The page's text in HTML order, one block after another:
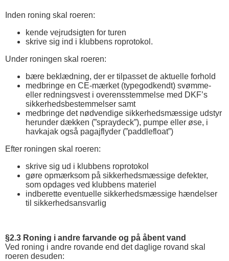
Inden roning skal roeren:
kende vejrudsigten for turen
skrive sig ind i klubbens roprotokol.
Under roningen skal roeren:
bære beklædning, der er tilpasset de aktuelle forhold
medbringe en CE-mærket (typegodkendt) svømme-
eller redningsvest i overensstemmelse med DKF’s
sikkerhedsbestemmelser samt
medbringe det nødvendige sikkerhedsmæssige udstyr
herunder dækken (”spraydeck”), pumpe eller øse, i
havkajak også pagajflyder (”paddlefloat”)
Efter roningen skal roeren:
skrive sig ud i klubbens roprotokol
gøre opmærksom på sikkerhedsmæssige defekter,
som opdages ved klubbens materiel
indberette eventuelle sikkerhedsmæssige hændelser
til sikkerhedsansvarlig
§2.3 Roning i andre farvande og på åbent vand
Ved roning i andre rovande end det daglige rovand skal
roeren desuden: